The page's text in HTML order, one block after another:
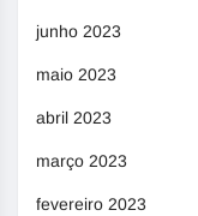
junho 2023
maio 2023
abril 2023
março 2023
fevereiro 2023